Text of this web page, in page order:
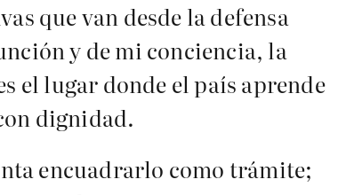
que van desde la defensa
y de mi conciencia, la
el lugar donde el país aprende
dignidad.
encuadrarlo como trámite;